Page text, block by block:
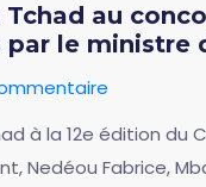
au
par le ministre
à la 12e édition du
Nedéou Fabrice,